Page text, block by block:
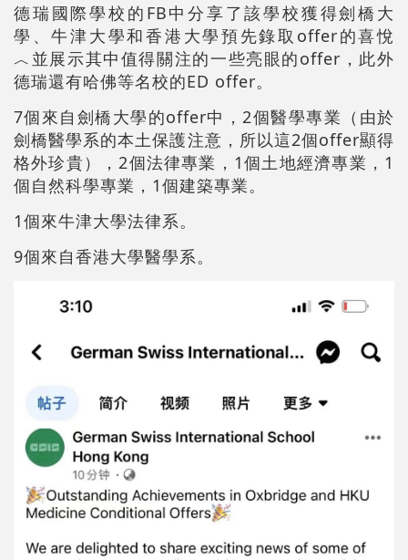
德瑞國際學校的FB中分享了該學校獲得劍橋大
學、牛津大學和香港大學預先錄取offer的喜悅
︿並展示其中值得關注的一些亮眼的offer，此外
德瑞還有哈佛等名校的ED offer。
7個來自劍橋大學的offer中，2個醫學專業（由於
劍橋醫學系的本土保護注意，所以這2個offer顯得
格外珍貴），2個法律專業，1個土地經濟專業，1
個自然科學專業，1個建築專業。
1個來牛津大學法律系。
9個來自香港大學醫學系。